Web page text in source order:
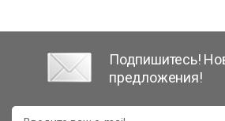
Подпишитесь!
предложения!